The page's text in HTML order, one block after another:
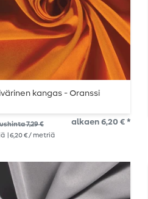
kangas - Oranssi
7,29 € alkaen 6,20 € *
| 6,20 € / metriä